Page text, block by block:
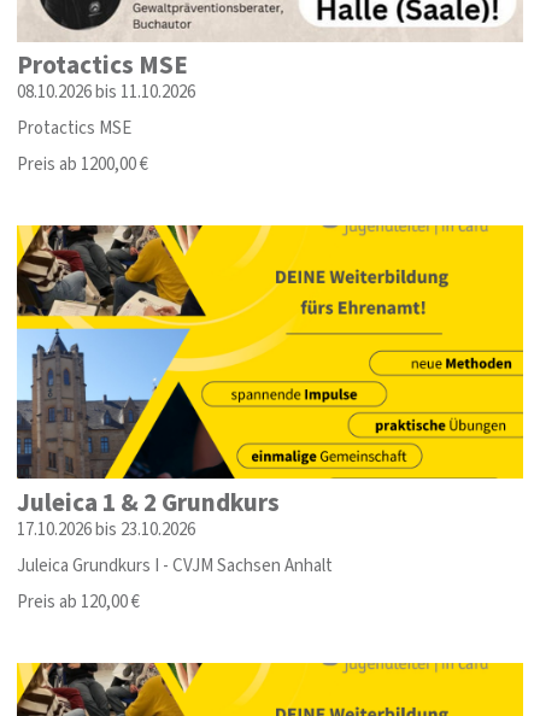
Protactics MSE
08.10.2026 bis 11.10.2026
Protactics MSE
Preis ab 1200,00 €
Juleica 1 & 2 Grundkurs
17.10.2026 bis 23.10.2026
Juleica Grundkurs I - CVJM Sachsen Anhalt
Preis ab 120,00 €